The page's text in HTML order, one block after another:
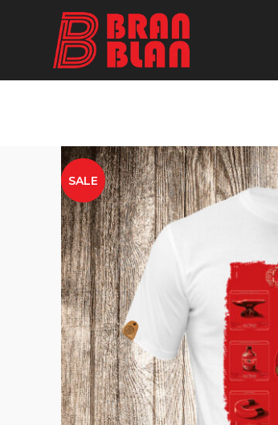
SALE
Besplatna dostava za porudžbine preko